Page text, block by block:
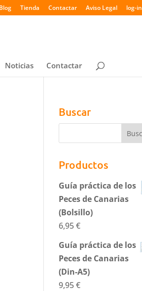
Tienda Contactar Aviso Legal log-in
Noticias Contactar
Buscar
Productos
Guía práctica de los
Peces de Canarias
(Bolsillo)
6,95€
Guía práctica de los
Peces de Canarias
(Din-A5)
9,95€